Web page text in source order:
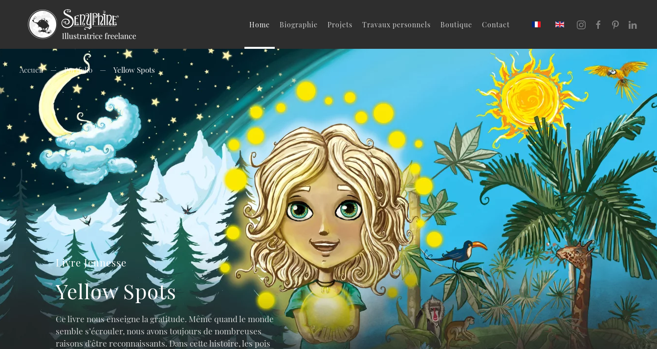
Home Biographie Projets Travaux personnels Boutique Contact
Accueil Portfolio Yellow Spots
Livre Jeunesse
Yellow Spots
Ce livre nous enseigne la gratitude. Même quand le monde
semble s’écrouler, nous avons toujours de nombreuses
raisons d'être reconnaissants. Dans cette histoire, les pois